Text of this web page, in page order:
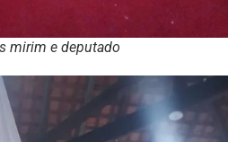
mirim e deputado